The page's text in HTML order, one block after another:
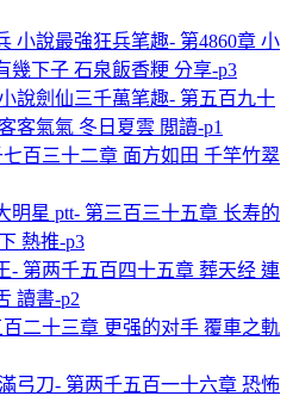
小說最強狂兵笔趣- 第4860章 小
幾下子 石泉飯香粳 分享-p3
說劍仙三千萬笔趣- 第五百九十
客氣氣 冬日夏雲 閲讀-p1
百三十二章 面方如田 千竿竹翠
明星 ptt- 第三百三十五章 长寿的
熱推-p3
- 第两千五百四十五章 葬天经 連
讀書-p2
二十三章 更强的对手 覆車之軌
弓刀- 第两千五百一十六章 恐怖